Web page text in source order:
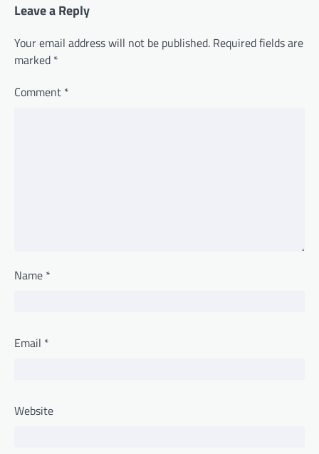
Leave a Reply
Your email address will not be published. Required fields are
marked *
Comment *
Name *
Email *
Website